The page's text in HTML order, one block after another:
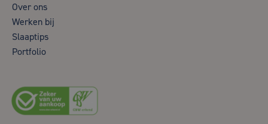
Over ons
Werken bij
Slaaptips
Portfolio